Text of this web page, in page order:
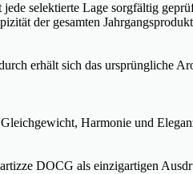
selektierte Lage sorgfältig
der gesamten
erhält sich das ursprüngliche
Harmonie und
DOCG als einzigartigen